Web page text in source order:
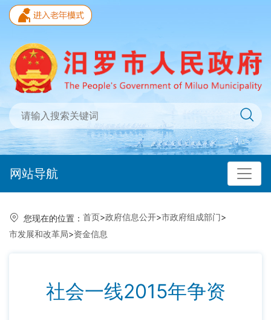
网站导航
您现在的位置： 首页>政府信息公开>市政府组成部门>
市发展和改革局>资金信息
社会一线2015年争资